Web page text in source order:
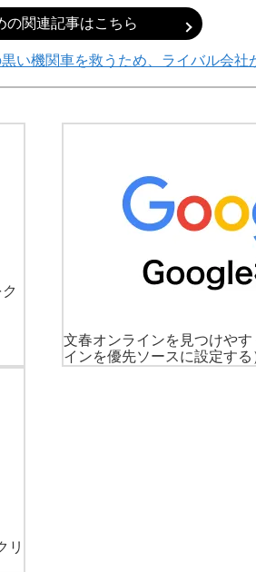
の関連記事はこちら
機関車を救うため、ライバル会社
文春オンラインを見つけやす
インを優先ソースに設定する
リ